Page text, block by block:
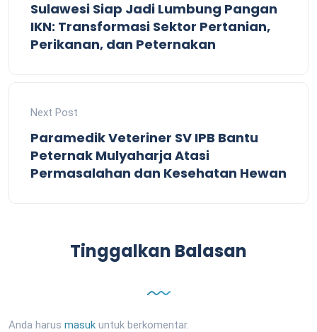
Sulawesi Siap Jadi Lumbung Pangan
IKN: Transformasi Sektor Pertanian,
Perikanan, dan Peternakan
Next Post
Paramedik Veteriner SV IPB Bantu
Peternak Mulyaharja Atasi
Permasalahan dan Kesehatan Hewan
Tinggalkan Balasan
Anda harus masuk untuk berkomentar.